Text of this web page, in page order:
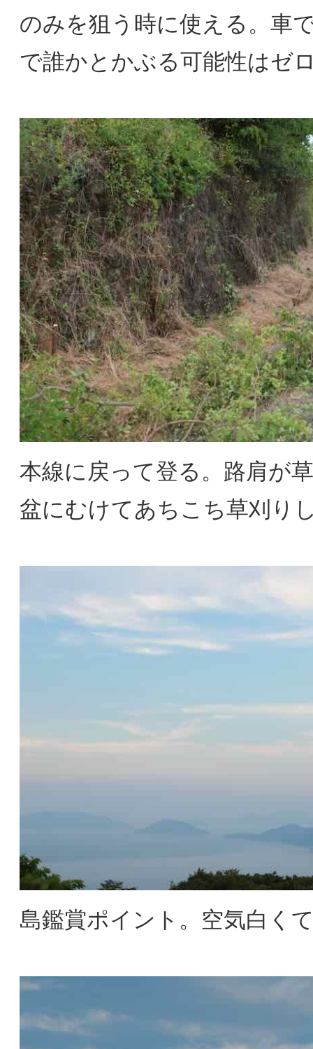
のみを狙う時に使える。車
で誰かとかぶる可能性はゼ
本線に戻って登る。路肩が
盆にむけてあちこち草刈り
島鑑賞ポイント。空気白く